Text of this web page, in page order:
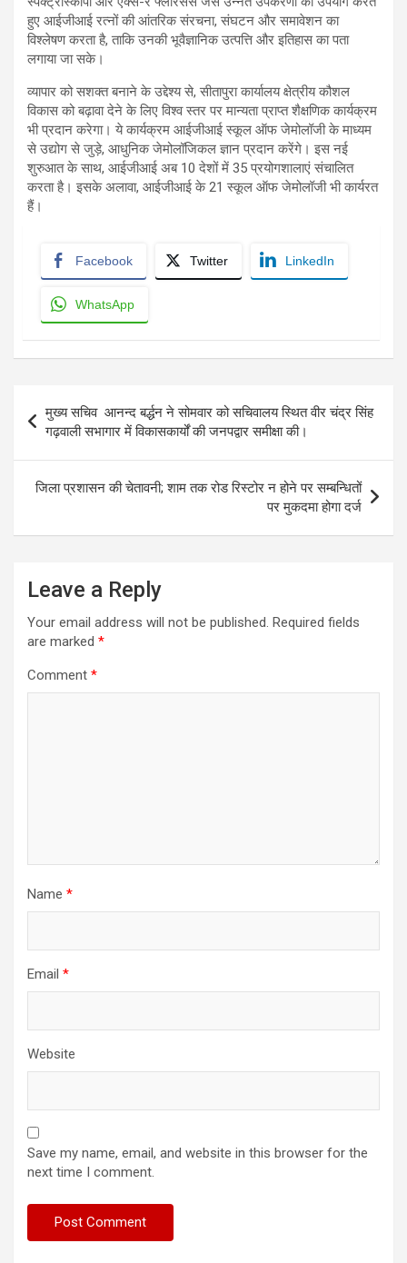
हुए आईजीआई रत्नों की आंतरिक संरचना, संघटन और समावेशन का
विश्लेषण करता है, ताकि उनकी भूवैज्ञानिक उत्पत्ति और इतिहास का पता
लगाया जा सके।
व्यापार को सशक्त बनाने के उद्देश्य से, सीतापुरा कार्यालय क्षेत्रीय कौशल
विकास को बढ़ावा देने के लिए विश्व स्तर पर मान्यता प्राप्त शैक्षणिक कार्यक्रम
भी प्रदान करेगा। ये कार्यक्रम आईजीआई स्कूल ऑफ जेमोलॉजी के माध्यम
से उद्योग से जुड़े, आधुनिक जेमोलॉजिकल ज्ञान प्रदान करेंगे। इस नई
शुरुआत के साथ, आईजीआई अब 10 देशों में 35 प्रयोगशालाएं संचालित
करता है। इसके अलावा, आईजीआई के 21 स्कूल ऑफ जेमोलॉजी भी कार्यरत
हैं।
Facebook Twitter LinkedIn
WhatsApp
navigation
मुख्य सचिव आनन्द बर्द्धन ने सोमवार को सचिवालय स्थित वीर चंद्र सिंह
गढ़वाली सभागार में विकासकार्यों की जनपद्वार समीक्षा की।
जिला प्रशासन की चेतावनी; शाम तक रोड रिस्टोर न होने पर सम्बन्धितों
पर मुकदमा होगा दर्ज
Leave a Reply
Your email address will not be published. Required fields
are marked *
Comment *
Name *
Email *
Website
Save my name, email, and website in this browser for the
next time I comment.